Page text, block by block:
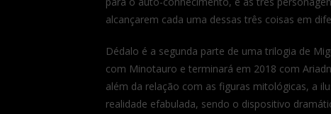
alcançarem cada uma dessas três coisas em
Dédalo é a segunda parte de uma trilogia de
com Minotauro e terminará em 2018 com
além da relação com as figuras mitológicas, a
realidade efabulada, sendo o dispositivo